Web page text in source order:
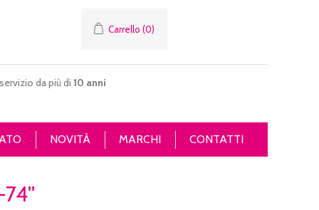
Carrello (0)
da più di 10 anni
NOVITÀ MARCHI CONTATTI
74